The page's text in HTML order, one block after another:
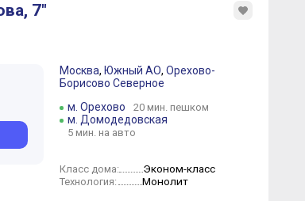
Июль Июнь Май
7"
Москва, Южный АО, Орехово-
Борисово Северное
м. Орехово
20 мин. пешком
м. Домодедовская
5 мин. на авто
Класс дома: Эконом-класс
Технология: Монолит